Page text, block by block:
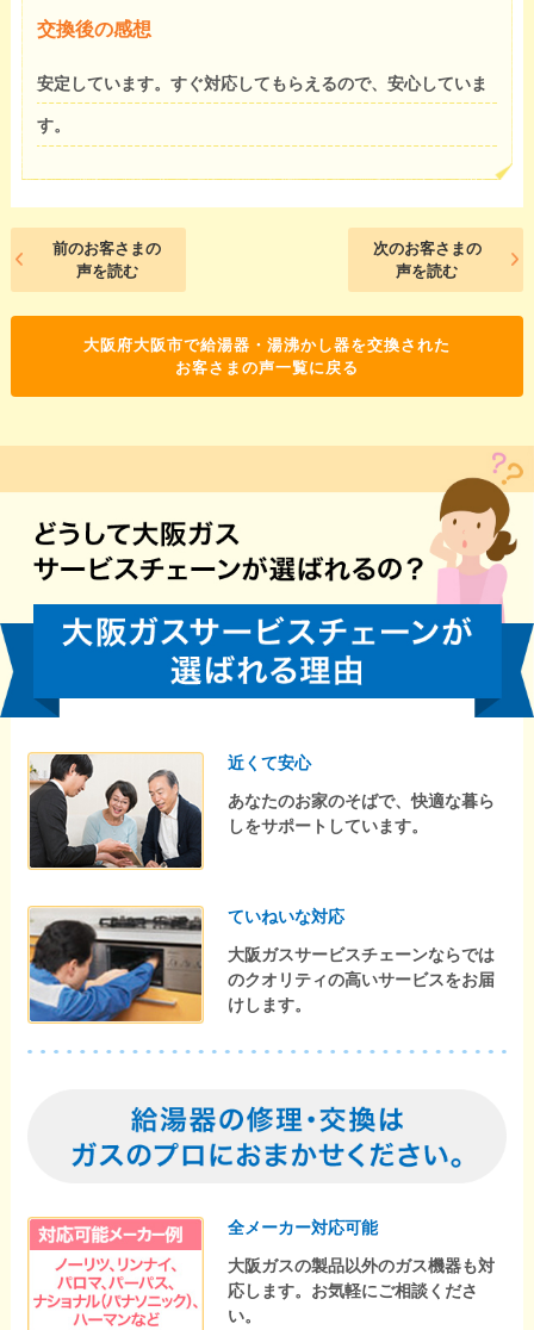
交換後の感想
安定しています。すぐ対応してもらえるので、安心していま
す。
前のお客さまの
声を読む
次のお客さまの
声を読む
大阪府大阪市で給湯器・湯沸かし器を交換された
お客さまの声一覧に戻る
近くて安心
あなたのお家のそばで、快適な暮ら
しをサポートしています。
ていねいな対応
大阪ガスサービスチェーンならでは
のクオリティの高いサービスをお届
けします。
全メーカー対応可能
大阪ガスの製品以外のガス機器も対
応します。お気軽にご相談くださ
い。